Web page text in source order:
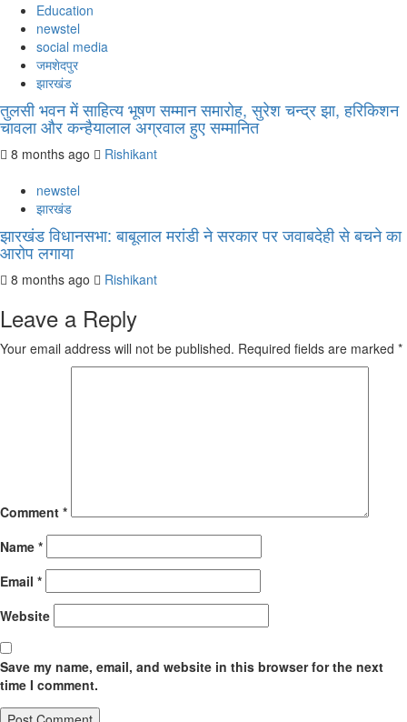
Education
newstel
social media
जमशेदपुर
झारखंड
तुलसी भवन में साहित्य भूषण सम्मान समारोह, सुरेश चन्द्र झा, हरिकिशन
चावला और कन्हैयालाल अग्रवाल हुए सम्मानित
8 months ago
Rishikant
newstel
झारखंड
झारखंड विधानसभा: बाबूलाल मरांडी ने सरकार पर जवाबदेही से बचने का
आरोप लगाया
8 months ago Rishikant
Leave a Reply
Your email address will not be published. Required fields are marked *
Comment *
Name *
Email *
Website
Save my name, email, and website in this browser for the next
time I comment.